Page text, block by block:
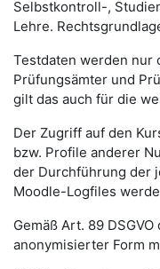
Selbstkontroll-,
Lehre.
Testdaten werden nur
Prüfungsämter und
gilt das auch für die
Der Zugriff auf den
bzw. Profile anderer
der Durchführung der
Moodle-Logfiles
Gemäß Art. 89
anonymisierter Form